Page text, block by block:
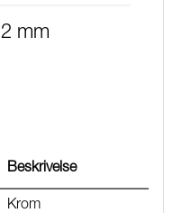
mm
Beskrivelse
Krom